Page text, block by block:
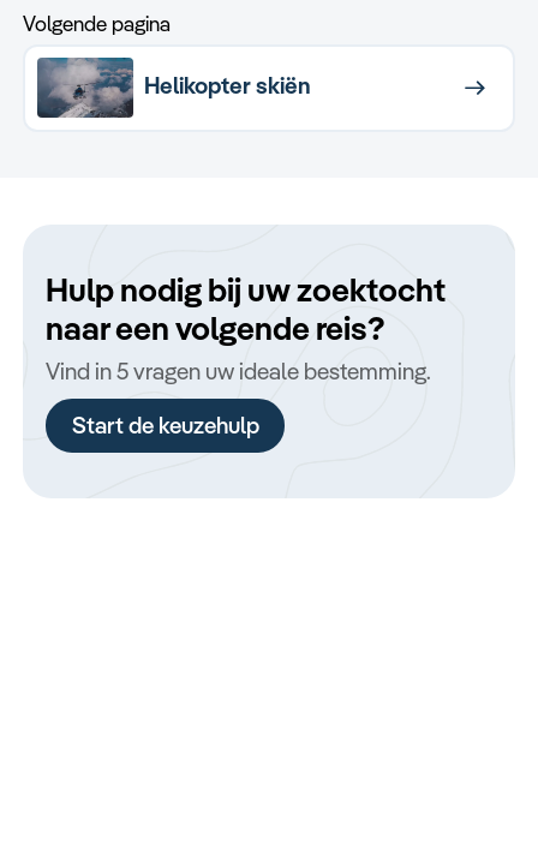
Volgende pagina
Helikopter skiën
Hulp nodig bij uw zoektocht
naar een volgende reis?
Vind in 5 vragen uw ideale bestemming.
Start de keuzehulp